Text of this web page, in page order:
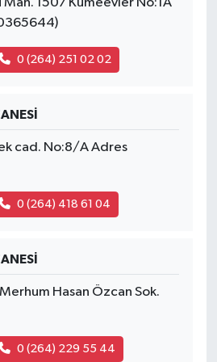
0 (264) 251 02 02
cad. No:8/A Adres
0 (264) 418 61 04
Hasan Özcan Sok.
0 (264) 229 55 44